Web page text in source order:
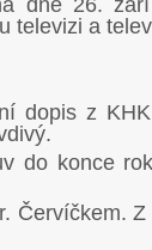
dne 26.
televizi a
dopis z
do konce
Červíčkem.